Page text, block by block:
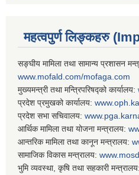
महत्वपुर्ण लिङ्कहरु
सङ्घीय मामिला तथा सामान्य प्रशासन
www.mofald.com/mofaga.com
मुख्यमन्त्री तथा मन्त्रिपरिषद्को कार्यालय:
प्रदेश प्रमुखको कार्यालय:
प्रदेश सभा सचिवालय: www.
आर्थिक मामिला तथा योजना मन्त्रालय:
आन्तरिक मामिला तथा कानून मन्त्रालय:
सामाजिक विकास मन्त्रालय: www.
भुमि व्यवस्था, कृषि तथा सहकारी मन्त्रालय: